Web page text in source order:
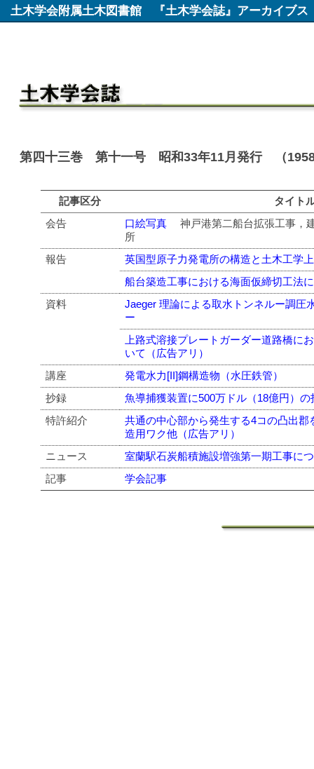
土木学会附属土木図書館 『土木学会誌』アーカイブス
第四十三巻 第十一号 昭和33年11月発行 （
記事区分
タイト
会告
口絵写真 神戸港第二船台拡張工事，
所
報告
英国型原子力発電所の構造と土木工学
船台築造工事における海面仮締切工法
資料
Jaeger 理論による取水トンネルー調圧
ー
上路式溶接プレートガーダー道路橋に
いて（広告アリ）
講座
発電水力[II]鋼構造物（水圧鉄管）
抄録
魚導捕獲装置に500万ドル（18億円）
特許紹介
共通の中心部から発生する4コの凸出
造用ワク他（広告アリ）
ニュース
室蘭駅石炭船積施設増強第一期工事に
記事
学会記事